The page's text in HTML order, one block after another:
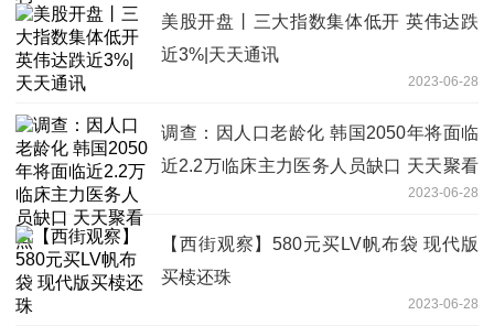
美股开盘丨三大指数集体低开 英伟达跌
近3%|天天通讯
2023-06-28
调查：因人口老龄化 韩国2050年将面临
近2.2万临床主力医务人员缺口 天天聚看
2023-06-28
【西街观察】580元买LV帆布袋 现代版
买椟还珠
2023-06-28